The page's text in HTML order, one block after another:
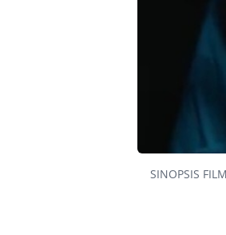
SINOPSIS